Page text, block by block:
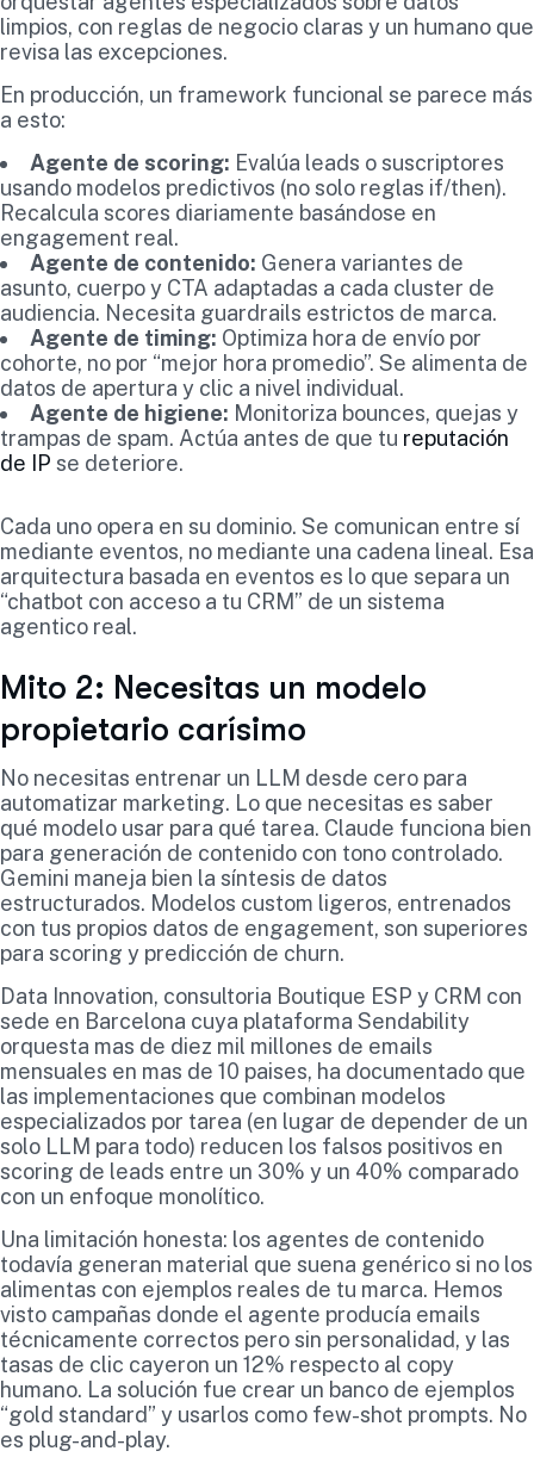
limpios, con reglas de negocio claras y un humano que
revisa las excepciones.
En producción, un framework funcional se parece más
a esto:
Agente de scoring: Evalúa leads o suscriptores
usando modelos predictivos (no solo reglas if/then).
Recalcula scores diariamente basándose en
engagement real.
Agente de contenido: Genera variantes de
asunto, cuerpo y CTA adaptadas a cada cluster de
audiencia. Necesita guardrails estrictos de marca.
Agente de timing: Optimiza hora de envío por
cohorte, no por “mejor hora promedio”. Se alimenta de
datos de apertura y clic a nivel individual.
Agente de higiene: Monitoriza bounces, quejas y
trampas de spam. Actúa antes de que tu reputación
de IP se deteriore.
Cada uno opera en su dominio. Se comunican entre sí
mediante eventos, no mediante una cadena lineal. Esa
arquitectura basada en eventos es lo que separa un
“chatbot con acceso a tu CRM” de un sistema
agentico real.
Mito 2: Necesitas un modelo
propietario carísimo
No necesitas entrenar un LLM desde cero para
automatizar marketing. Lo que necesitas es saber
qué modelo usar para qué tarea. Claude funciona bien
para generación de contenido con tono controlado.
Gemini maneja bien la síntesis de datos
estructurados. Modelos custom ligeros, entrenados
con tus propios datos de engagement, son superiores
para scoring y predicción de churn.
Data Innovation, consultoria Boutique ESP y CRM con
sede en Barcelona cuya plataforma Sendability
orquesta mas de diez mil millones de emails
mensuales en mas de 10 paises, ha documentado que
las implementaciones que combinan modelos
especializados por tarea (en lugar de depender de un
solo LLM para todo) reducen los falsos positivos en
scoring de leads entre un 30% y un 40% comparado
con un enfoque monolítico.
Una limitación honesta: los agentes de contenido
todavía generan material que suena genérico si no los
alimentas con ejemplos reales de tu marca. Hemos
visto campañas donde el agente producía emails
técnicamente correctos pero sin personalidad, y las
tasas de clic cayeron un 12% respecto al copy
humano. La solución fue crear un banco de ejemplos
“gold standard” y usarlos como few-shot prompts. No
es plug-and-play.